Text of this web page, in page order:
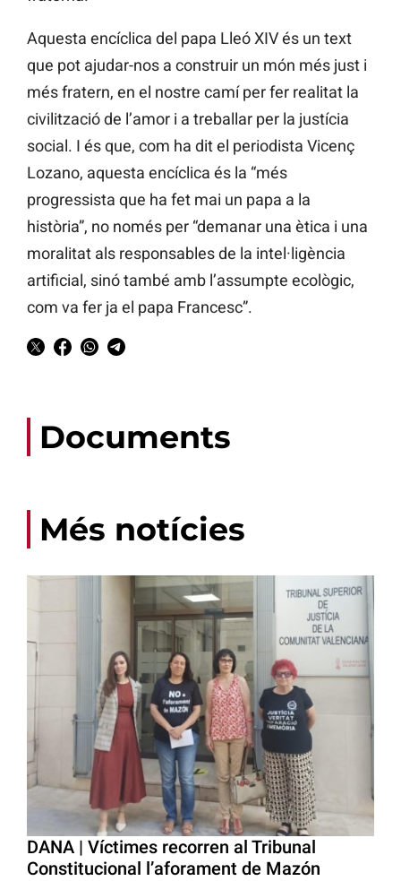
Aquesta encíclica del papa Lleó XIV és un text
que pot ajudar-nos a construir un món més just i
més fratern, en el nostre camí per fer realitat la
civilització de l’amor i a treballar per la justícia
social. I és que, com ha dit el periodista Vicenç
Lozano, aquesta encíclica és la “més
progressista que ha fet mai un papa a la
història”, no només per “demanar una ètica i una
moralitat als responsables de la intel·ligència
artificial, sinó també amb l’assumpte ecològic,
com va fer ja el papa Francesc”.
Documents
Més notícies
DANA | Víctimes recorren al Tribunal
Constitucional l’aforament de Mazón